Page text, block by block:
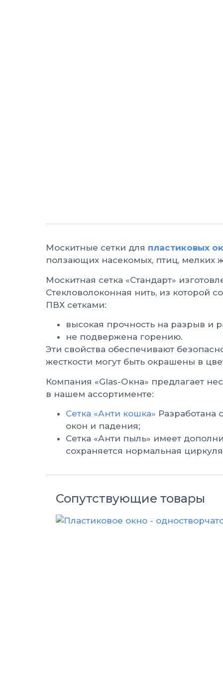
Москитные сетки для пластиковых
ползающих насекомых, птиц, мелких
Москитная сетка «Стандарт»
Стекловолоконная нить, из которой
ПВХ сетками:
высокая прочность на разрыв и
не подвержена горению.
Эти свойства обеспечивают
жесткости могут быть окрашены в
Компания «Glas-Окна» предлагает
в нашем ассортименте:
Сетка «Анти кошка»
окон и падения;
Сетка «Анти пыль» имеет
сохраняется нормальная
Сопутствующие товары